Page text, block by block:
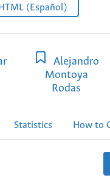
HTML (Español)
Alejandro
Montoya
Rodas
Statistics How to